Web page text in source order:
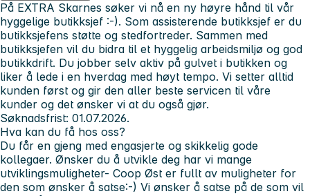
På EXTRA Skarnes søker vi nå en ny høyre hånd til vår
hyggelige butikksjef :-). Som assisterende butikksjef er du
butikksjefens støtte og stedfortreder. Sammen med
butikksjefen vil du bidra til et hyggelig arbeidsmiljø og god
butikkdrift. Du jobber selv aktiv på gulvet i butikken og
liker å lede i en hverdag med høyt tempo. Vi setter alltid
kunden først og gir den aller beste servicen til våre
kunder og det ønsker vi at du også gjør.
Søknadsfrist: 01.07.2026.
Hva kan du få hos oss?
Du får en gjeng med engasjerte og skikkelig gode
kollegaer. Ønsker du å utvikle deg har vi mange
utviklingsmuligheter- Coop Øst er fullt av muligheter for
den som ønsker å satse:-) Vi ønsker å satse på de som vil